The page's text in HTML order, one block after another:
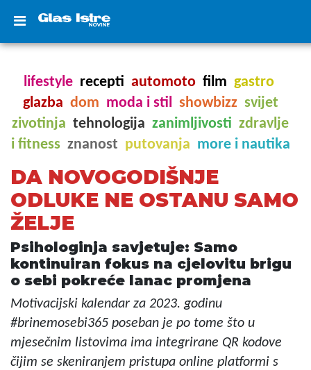
lifestyle recepti automoto film gastro
glazba dom moda i stil showbizz svijet
zivotinja tehnologija zanimljivosti zdravlje
i fitness znanost putovanja more i nautika
DA NOVOGODIŠNJE
ODLUKE NE OSTANU SAMO
ŽELJE
Psihologinja savjetuje: Samo
kontinuiran fokus na cjelovitu brigu
o sebi pokreće lanac promjena
Motivacijski kalendar za 2023. godinu
#brinemosebi365 poseban je po tome što u
mjesečnim listovima ima integrirane QR kodove
čijim se skeniranjem pristupa online platformi s